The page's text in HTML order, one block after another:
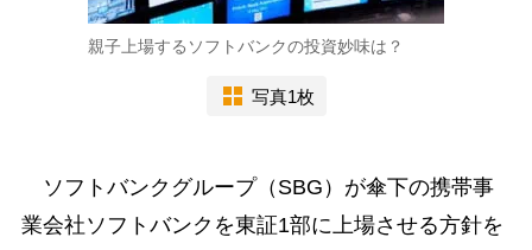
親子上場するソフトバンクの投資妙味は？
写真1枚
ソフトバンクグループ（SBG）が傘下の携帯事
業会社ソフトバンクを東証1部に上場させる方針を